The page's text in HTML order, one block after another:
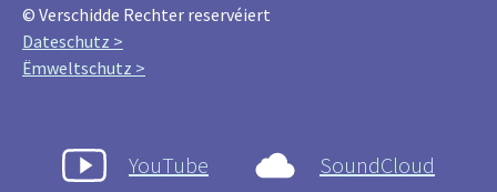
© Verschidde Rechter reservéiert
Dateschutz >
Ëmweltschutz >
YouTube SoundCloud